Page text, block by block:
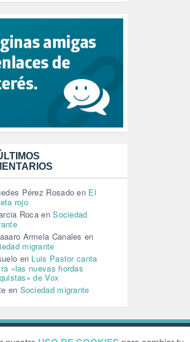
GOODDALL (1)
(1)
(28)
(13)
XIV (5)
(1)
HISTÓRICA (232)
(26)
(1)
(8)
CIUDADANA (392)
(12)
MUJICA (2)
(1)
(2)
INTERNACIONAL (367)
VALENCIA (357)
Pérez Rosado en El
rojo
Roca enSociedad
Armela Canales en
migrante
en Luis Pastor canta
«las nuevas hordas
de Vox
en Sociedad migrante